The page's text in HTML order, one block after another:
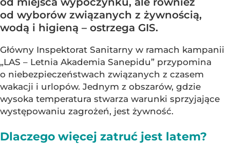
od wyborów związanych z żywnością,
wodą i higieną – ostrzega GIS.
Główny Inspektorat Sanitarny w ramach kampanii
„LAS – Letnia Akademia Sanepidu” przypomina
o niebezpieczeństwach związanych z czasem
wakacji i urlopów. Jednym z obszarów, gdzie
wysoka temperatura stwarza warunki sprzyjające
występowaniu zagrożeń, jest żywność.
Dlaczego więcej zatruć jest latem?